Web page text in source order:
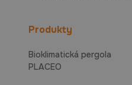
Produkty
Bioklimatická pergola
PLACEO